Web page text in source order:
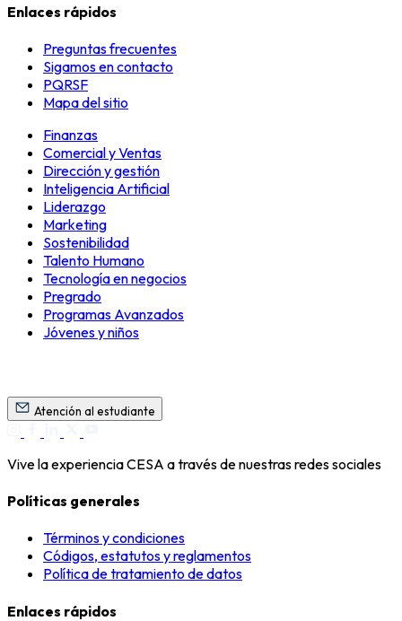
Enlaces rápidos
Preguntas frecuentes
Sigamos en contacto
PQRSF
Mapa del sitio
Finanzas
Comercial y Ventas
Dirección y gestión
Inteligencia Artificial
Liderazgo
Marketing
Sostenibilidad
Talento Humano
Tecnología en negocios
Pregrado
Programas Avanzados
Jóvenes y niños
Atención al estudiante
Vive la experiencia CESA a través de nuestras redes sociales
Políticas generales
Términos y condiciones
Códigos, estatutos y reglamentos
Política de tratamiento de datos
Enlaces rápidos